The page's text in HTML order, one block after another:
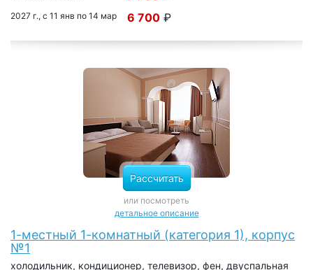
2027 г., с 11 янв по 14 мар 6 700 ₽
Рассчитать
или посмотреть
детальное описание
1-местный 1-комнатный (категория 1), корпус
№1
холодильник, кондиционер, телевизор, фен, двуспальная